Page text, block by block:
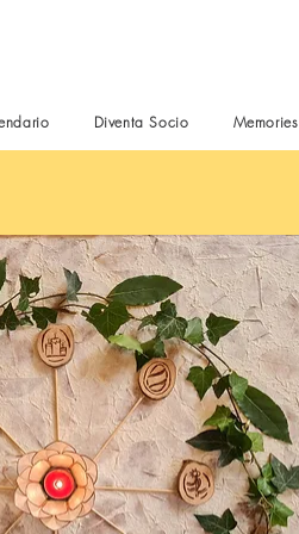
Diventa Socio Memories